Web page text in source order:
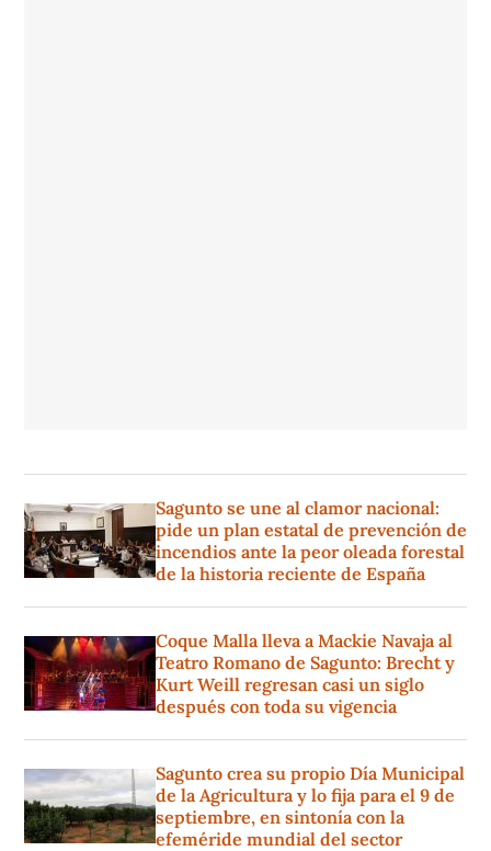
Sagunto se une al clamor nacional:
pide un plan estatal de prevención de
incendios ante la peor oleada forestal
de la historia reciente de España
Coque Malla lleva a Mackie Navaja al
Teatro Romano de Sagunto: Brecht y
Kurt Weill regresan casi un siglo
después con toda su vigencia
Sagunto crea su propio Día Municipal
de la Agricultura y lo fija para el 9 de
septiembre, en sintonía con la
efeméride mundial del sector